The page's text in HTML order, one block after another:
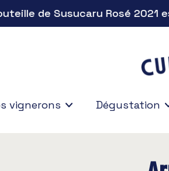
de Susucaru Rosé 2021
vignerons Dégustation